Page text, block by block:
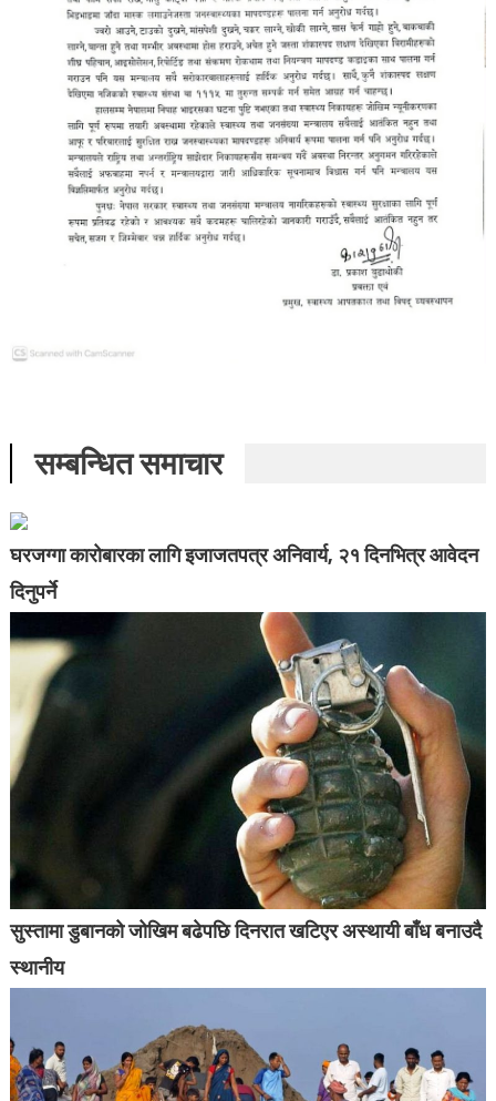
सम्बन्धित समाचार
घरजग्गा कारोबारका लागि इजाजतपत्र अनिवार्य, २१ दिनभित्र आवेदन
दिनुपर्ने
सुस्तामा डुबानको जोखिम बढेपछि दिनरात खटिएर अस्थायी बाँध बनाउदै
स्थानीय